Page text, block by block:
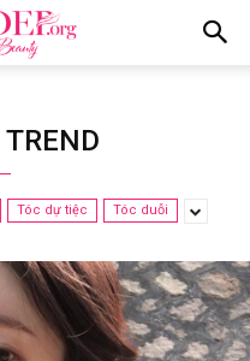
Tóc dự tiệc Tóc duỗi